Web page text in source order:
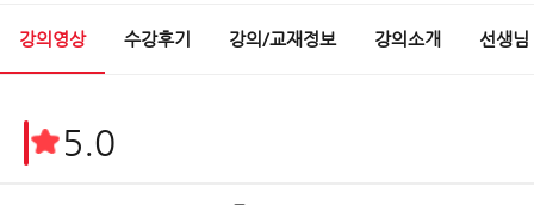
강의영상 수강후기 강의/교재정보 강의소개 선생님
5.0